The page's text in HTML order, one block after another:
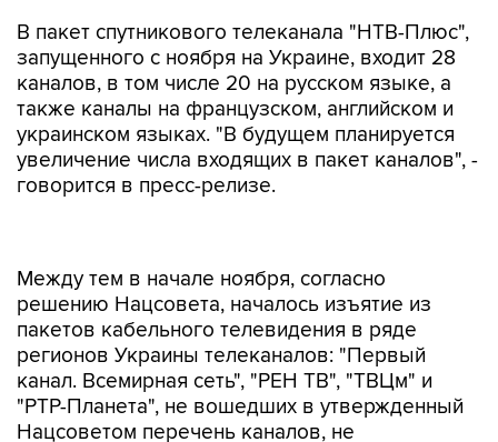
В пакет спутникового телеканала "НТВ-Плюс",
запущенного с ноября на Украине, входит 28
каналов, в том числе 20 на русском языке, а
также каналы на французском, английском и
украинском языках. "В будущем планируется
увеличение числа входящих в пакет каналов", -
говорится в пресс-релизе.
пакетов кабельного телевидения в ряде
регионов Украины телеканалов: "Первый
канал. Всемирная сеть", "РЕН ТВ", "ТВЦм" и
"РТР-Планета", не вошедших в утвержденный
Нацсоветом перечень каналов, не
подлежащих адаптации.